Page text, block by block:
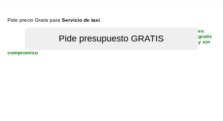
Pide precio Gratis para Servicio de taxi
es
gratis
y sin
compromiso